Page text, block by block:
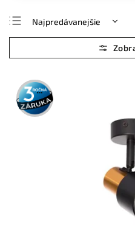
Najpredávanejšie
Najlacnejšie
Najdrahšie
Abecedne
3 roky
záruka